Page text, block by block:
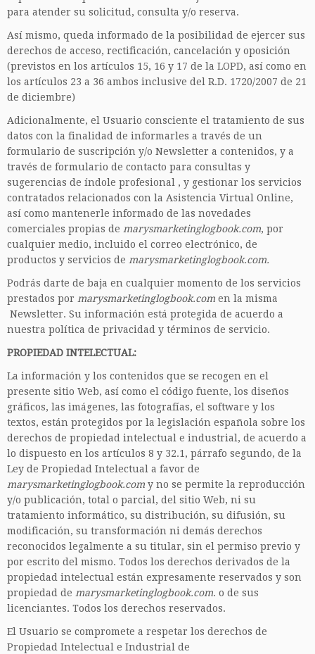
para atender su solicitud, consulta y/o reserva.
Así mismo, queda informado de la posibilidad de ejercer sus
derechos de acceso, rectificación, cancelación y oposición
(previstos en los artículos 15, 16 y 17 de la LOPD, así como en
los artículos 23 a 36 ambos inclusive del R.D. 1720/2007 de 21
de diciembre)
Adicionalmente, el Usuario consciente el tratamiento de sus
datos con la finalidad de informarles a través de un
formulario de suscripción y/o Newsletter a contenidos, y a
través de formulario de contacto para consultas y
sugerencias de índole profesional , y gestionar los servicios
contratados relacionados con la Asistencia Virtual Online,
así como mantenerle informado de las novedades
comerciales propias de marysmarketinglogbook.com, por
cualquier medio, incluido el correo electrónico, de
productos y servicios de marysmarketinglogbook.com.
Podrás darte de baja en cualquier momento de los servicios
prestados por marysmarketinglogbook.com en la misma
Newsletter. Su información está protegida de acuerdo a
nuestra política de privacidad y términos de servicio.
PROPIEDAD INTELECTUAL:
La información y los contenidos que se recogen en el
presente sitio Web, así como el código fuente, los diseños
gráficos, las imágenes, las fotografías, el software y los
textos, están protegidos por la legislación española sobre los
derechos de propiedad intelectual e industrial, de acuerdo a
lo dispuesto en los artículos 8 y 32.1, párrafo segundo, de la
Ley de Propiedad Intelectual a favor de
marysmarketinglogbook.com y no se permite la reproducción
y/o publicación, total o parcial, del sitio Web, ni su
tratamiento informático, su distribución, su difusión, su
modificación, su transformación ni demás derechos
reconocidos legalmente a su titular, sin el permiso previo y
por escrito del mismo. Todos los derechos derivados de la
propiedad intelectual están expresamente reservados y son
propiedad de marysmarketinglogbook.com. o de sus
licenciantes. Todos los derechos reservados.
El Usuario se compromete a respetar los derechos de
Propiedad Intelectual e Industrial de